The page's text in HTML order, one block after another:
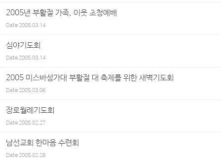
2005년 부활절 가족, 이웃 초청예배
Date2005.03.14
심야기도회
Date2005.03.14
2005 미스바성가대 부활절 대 축제를 위한 새벽기도회
Date2005.03.06
장로월례기도회
Date2005.02.27
남선교회 한마음 수련회
Date2005.02.28